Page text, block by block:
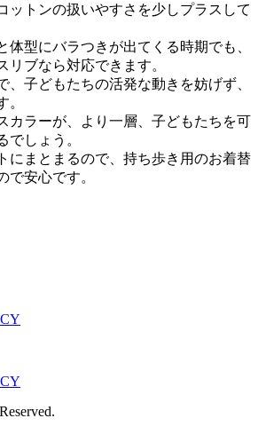
ットンの扱いやすさを少しプラスして
体型にバラつきが出てくる時期でも、
リブなら対応できます。
、子どもたちの活発な動きを妨げず、
。
カラーが、より一層、子どもたちを可
でしょう。
にまとまるので、持ち歩き用のお着替
で安心です。